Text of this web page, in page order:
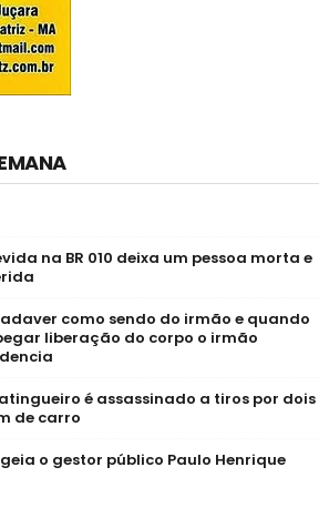
na BR 010 deixa um pessoa morta e
como sendo do irmão e quando
liberação do corpo o irmão
é assassinado a tiros por dois
de carro
o gestor público Paulo Henrique